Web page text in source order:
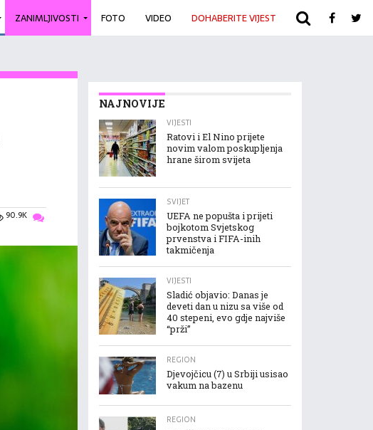
ZANIMLJIVOSTI FOTO VIDEO DOHABERITE VIJEST ARHIVA
90.9K
NAJNOVIJE
VIJESTI
Ratovi i El Nino prijete
novim valom poskupljenja
hrane širom svijeta
SVIJET
UEFA ne popušta i prijeti
bojkotom Svjetskog
prvenstva i FIFA-inih
takmičenja
VIJESTI
Sladić objavio: Danas je
deveti dan u nizu sa više od
40 stepeni, evo gdje najviše
“prži”
REGION
Djevojčicu (7) u Srbiji usisao
vakum na bazenu
REGION